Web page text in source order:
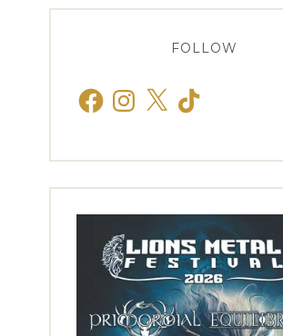
FOLLOW
FacebookInstagram
X TikTok